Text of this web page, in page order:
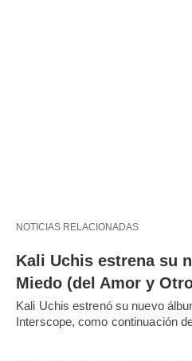
NOTICIAS RELACIONADAS
Kali Uchis estrena su
Miedo (del Amor y
Kali Uchis estrenó su nuevo
Interscope, como continuación